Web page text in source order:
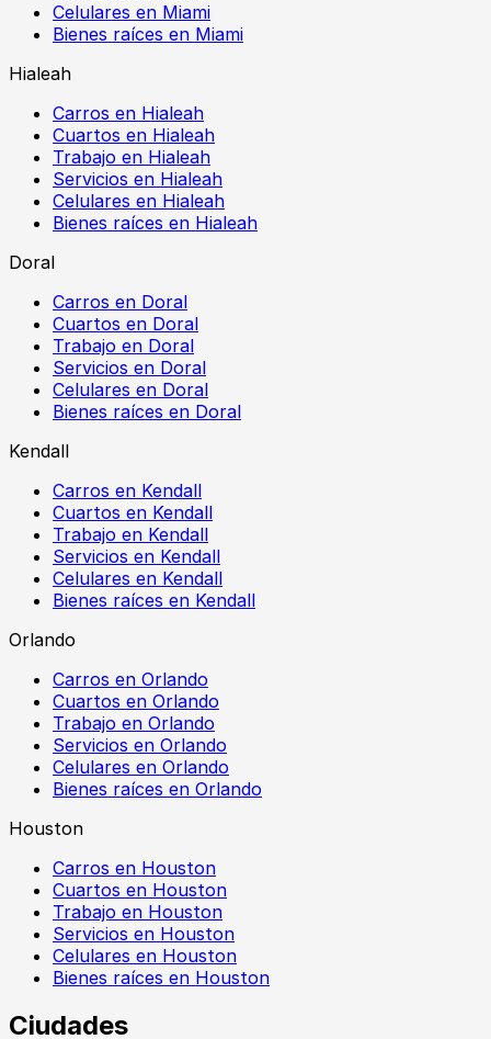
Celulares en Miami
Bienes raíces en Miami
Hialeah
Carros en Hialeah
Cuartos en Hialeah
Trabajo en Hialeah
Servicios en Hialeah
Celulares en Hialeah
Bienes raíces en Hialeah
Doral
Carros en Doral
Cuartos en Doral
Trabajo en Doral
Servicios en Doral
Celulares en Doral
Bienes raíces en Doral
Kendall
Carros en Kendall
Cuartos en Kendall
Trabajo en Kendall
Servicios en Kendall
Celulares en Kendall
Bienes raíces en Kendall
Orlando
Carros en Orlando
Cuartos en Orlando
Trabajo en Orlando
Servicios en Orlando
Celulares en Orlando
Bienes raíces en Orlando
Houston
Carros en Houston
Cuartos en Houston
Trabajo en Houston
Servicios en Houston
Celulares en Houston
Bienes raíces en Houston
Ciudades